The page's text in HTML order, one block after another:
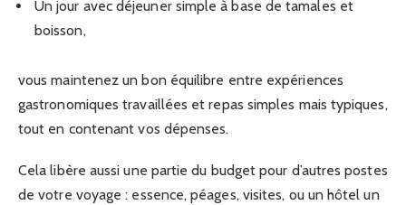
Un jour avec déjeuner simple à base de tamales et
boisson,
vous maintenez un bon équilibre entre expériences
gastronomiques travaillées et repas simples mais typiques,
tout en contenant vos dépenses.
Cela libère aussi une partie du budget pour d’autres postes
de votre voyage : essence, péages, visites, ou un hôtel un